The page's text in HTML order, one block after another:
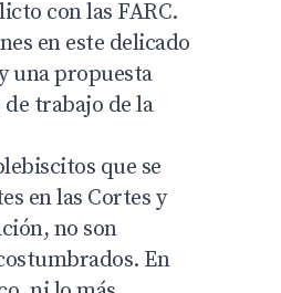
con las FARC.
en este delicado
una propuesta
trabajo de la
que se
en las Cortes y
no son
En